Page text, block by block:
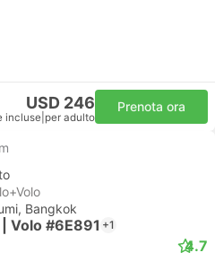
USD 246
incluse per adulto
Prenota ora
Bangkok
Volo #6E891 +1
4.7